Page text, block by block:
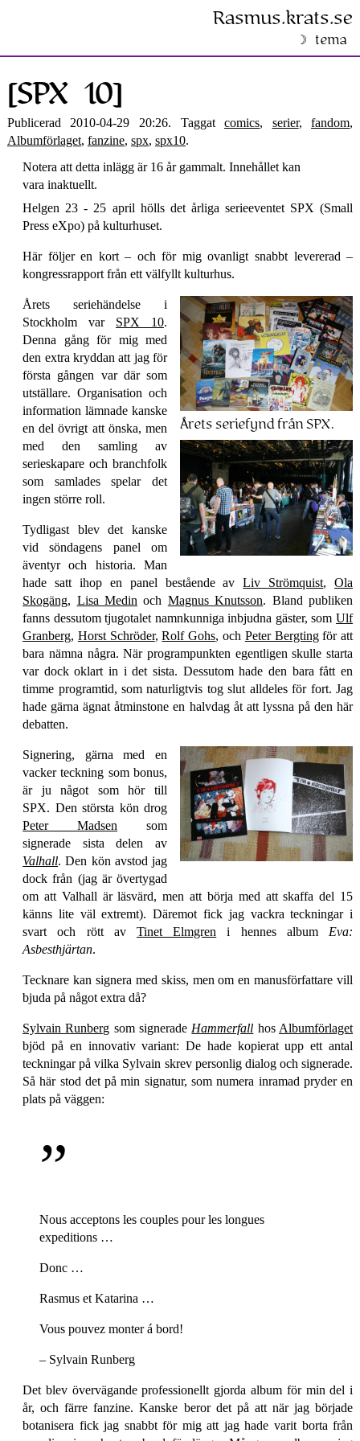
Rasmus​.krats​.se
tema
[SPX 10]
Publicerad 2010-04-29 20:26. Taggatcomics, serier,fandom,
Albumförlaget, fanzine, spx, spx10.
Notera att detta inlägg är 16 år gammalt. Innehållet kan
vara inaktuellt.
Helgen 23 - 25 april hölls det årliga serieeventet SPX (Small
Press eXpo) på kulturhuset.
Här följer en kort – och för mig ovanligt snabbt levererad –
kongressrapport från ett välfyllt kulturhus.
Årets seriefynd från SPX.
Årets seriehändelse i
Stockholm var SPX 10.
Denna gång för mig med
den extra kryddan att jag för
första gången var där som
utställare. Organisation och
information lämnade kanske
en del övrigt att önska, men
med den samling av
serieskapare och branchfolk
som samlades spelar det
ingen större roll.
Tydligast blev det kanske
vid söndagens panel om
äventyr och historia. Man
hade satt ihop en panel bestående avLiv Strömquist,Ola
Skogäng, Lisa Medin och Magnus Knutsson. Bland publiken
fanns dessutom tjugotalet namnkunniga inbjudna gäster, somUlf
Granberg, Horst Schröder,Rolf Gohs, och Peter Bergtingför att
bara nämna några. När programpunkten egentligen skulle starta
var dock oklart in i det sista. Dessutom hade den bara fått en
timme programtid, som naturligtvis tog slut alldeles för fort. Jag
hade gärna ägnat åtminstone en halvdag åt att lyssna på den här
debatten.
Signering, gärna med en
vacker teckning som bonus,
är ju något som hör till
SPX. Den största kön drog
Peter Madsen som
signerade sista delen av
Valhall. Den kön avstod jag
dock från (jag är övertygad
om att Valhall är läsvärd, men att börja med att skaffa del 15
känns lite väl extremt). Däremot fick jag vackra teckningar i
svart och rött av Tinet Elmgren i hennes album Eva:
Asbesthjärtan.
Tecknare kan signera med skiss, men om en manusförfattare vill
bjuda på något extra då?
Sylvain Runberg som signerade Hammerfall hos Albumförlaget
bjöd på en innovativ variant: De hade kopierat upp ett antal
teckningar på vilka Sylvain skrev personlig dialog och signerade.
Så här stod det på min signatur, som numera inramad pryder en
plats på väggen:
Nous acceptons les couples pour les longues
expeditions …
Donc …
Rasmus et Katarina …
Vous pouvez monter á bord!
– Sylvain Runberg
Det blev övervägande professionellt gjorda album för min del i
år, och färre fanzine. Kanske beror det på att när jag började
botanisera fick jag snabbt för mig att jag hade varit borta från